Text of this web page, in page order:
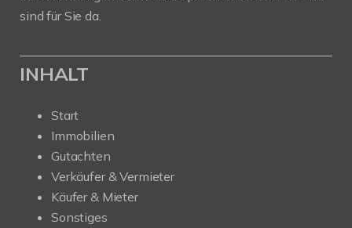
sind für Sie da.
INHALT
Start
Immobilien
Gutachten
Verkäufer & Vermieter
Käufer & Mieter
Sonstiges